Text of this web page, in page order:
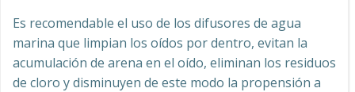
Es recomendable el uso de los difusores de agua
marina que limpian los oídos por dentro, evitan la
acumulación de arena en el oído, eliminan los residuos
de cloro y disminuyen de este modo la propensión a